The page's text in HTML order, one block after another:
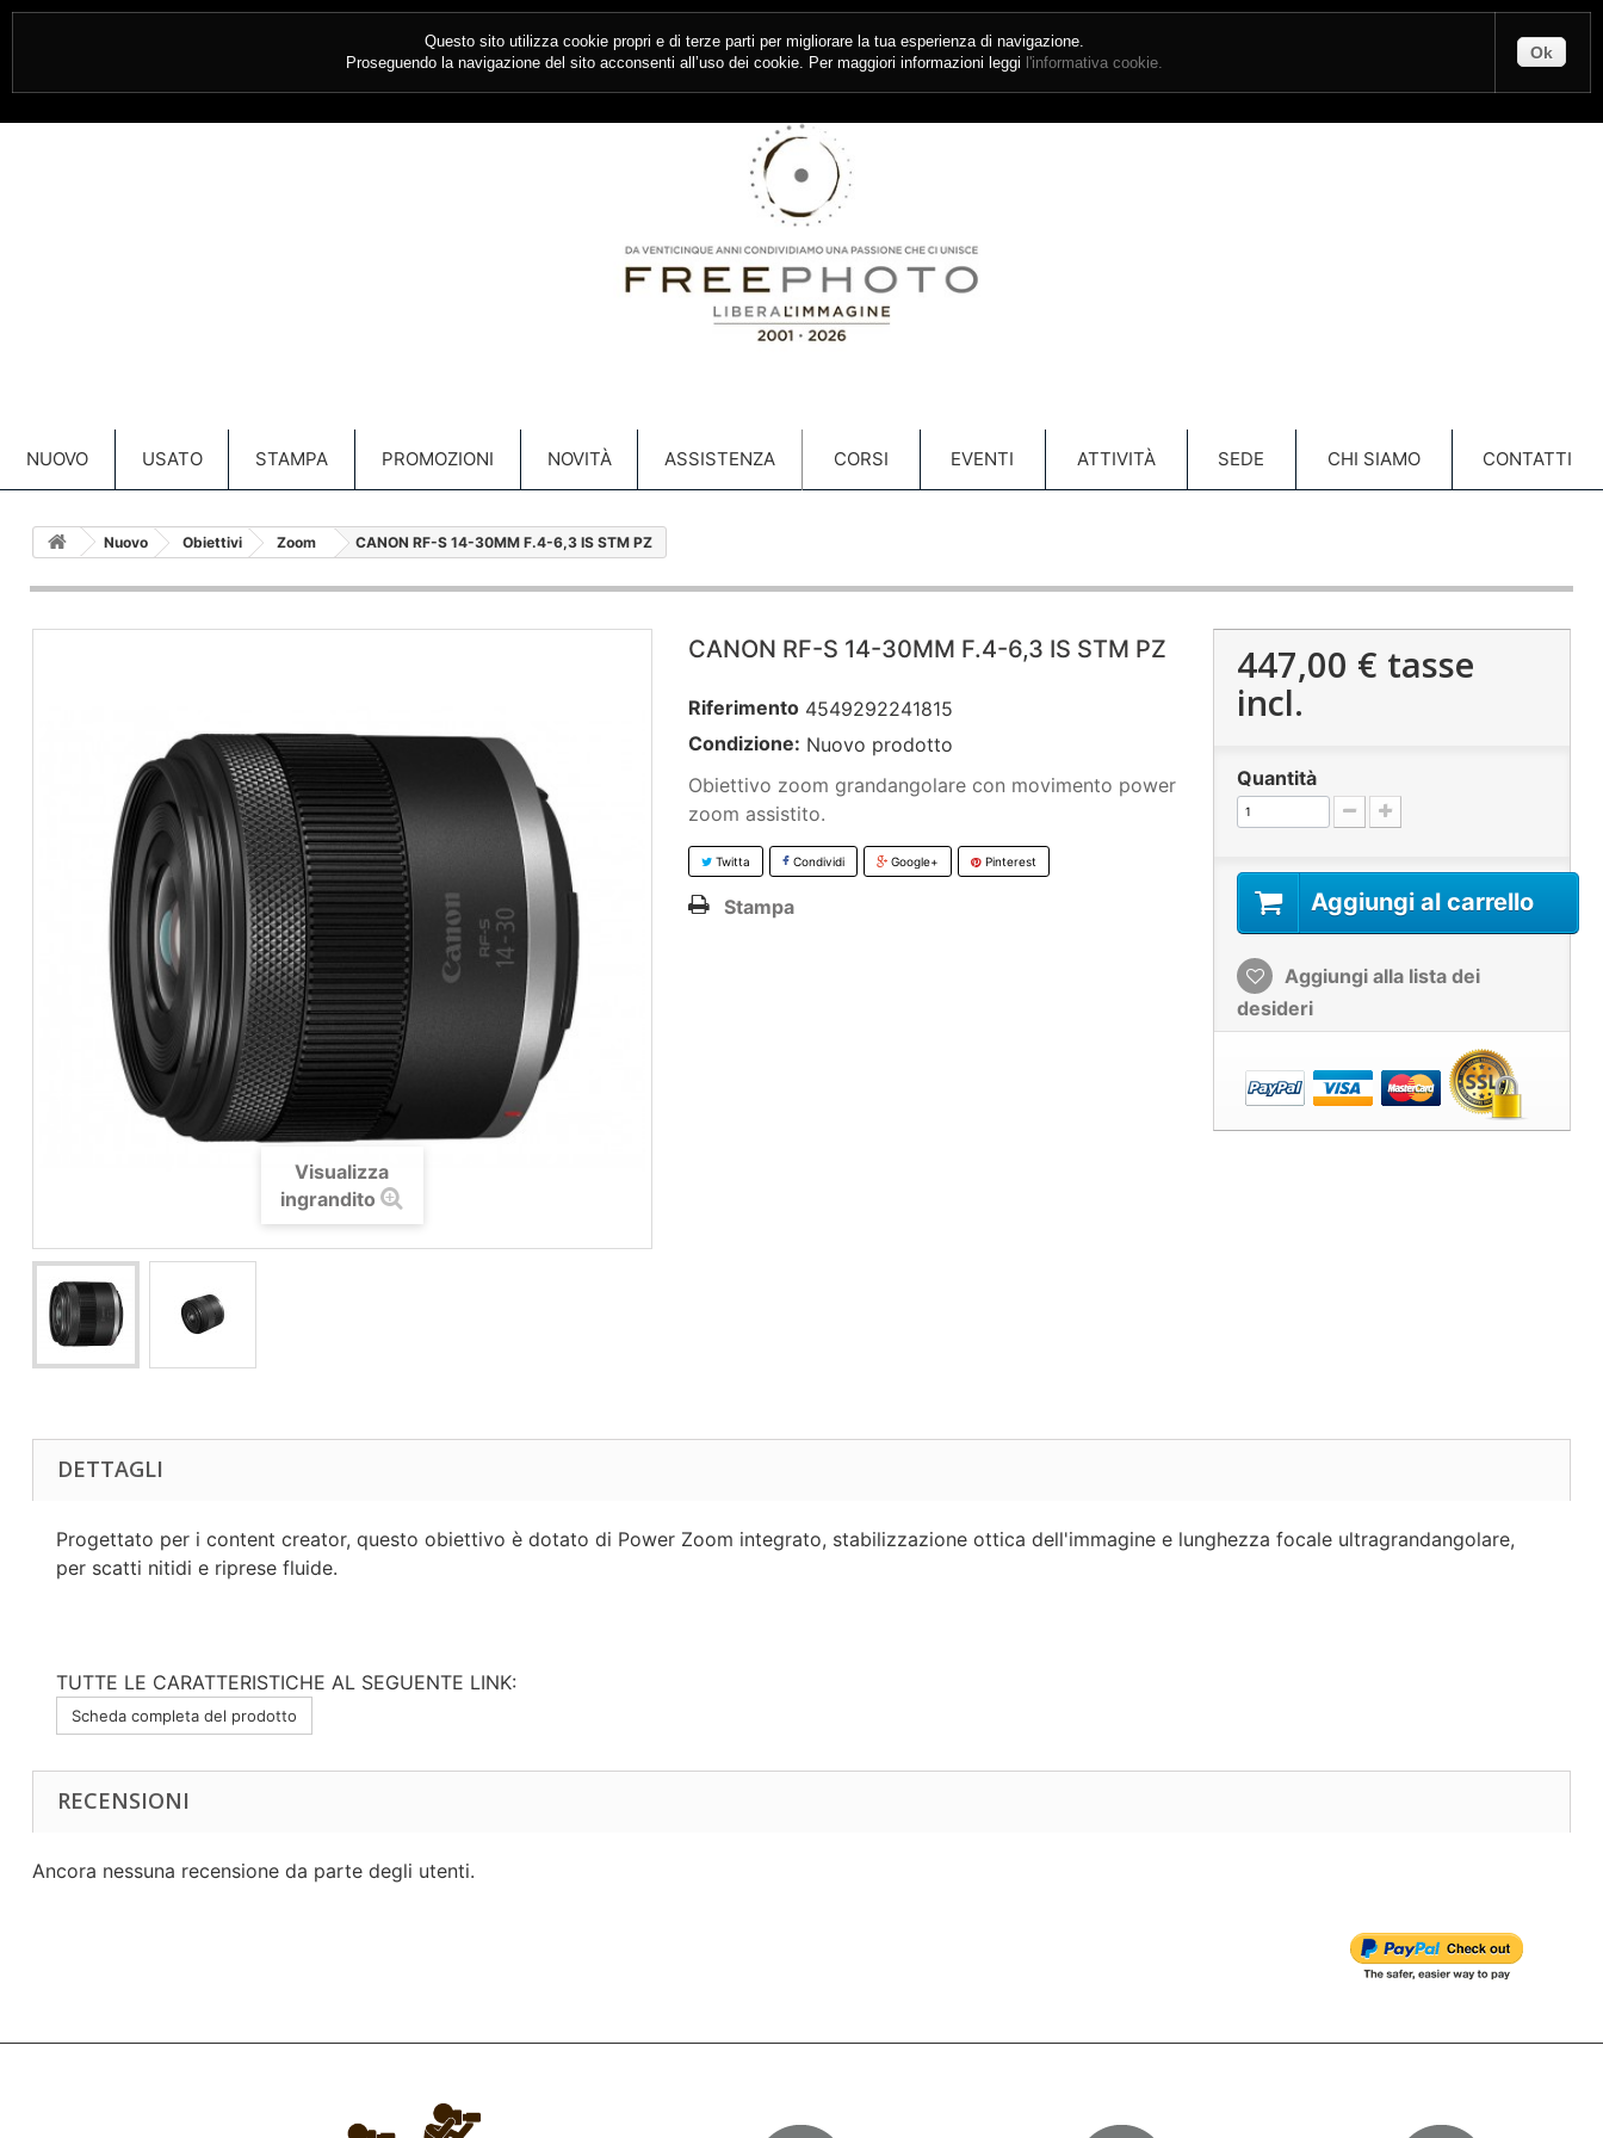
Carrello (vuoto)
NUOVO USATO STAMPA PROMOZIONI NOVITÀ ASSISTENZA CORSI EVENTI ATTIVITÀ SEDE CHI SIAMO CONTATTI
Nuovo Obiettivi Zoom CANON RF-S 14-30MM F.4-6,3 IS STM PZ
Visualizza
ingrandito
CANON RF-S 14-30MM F.4-6,3 IS STM PZ
Riferimento 4549292241815
Condizione: Nuovo prodotto
Obiettivo zoom grandangolare con movimento power
zoom assistito.
Twitta Condividi Google+ Pinterest
Stampa
447,00 € tasse
incl.
Quantità
Aggiungi al carrello
Aggiungi alla lista dei
desideri
DETTAGLI
Progettato per i content creator, questo obiettivo è dotato di Power Zoom integrato, stabilizzazione ottica dell'immagine e lunghezza focale ultragrandangolare,
per scatti nitidi e riprese fluide.
TUTTE LE CARATTERISTICHE AL SEGUENTE LINK:
Scheda completa del prodotto
RECENSIONI
Ancora nessuna recensione da parte degli utenti.
Questo sito utilizza cookie propri e di terze parti per migliorare la tua esperienza di navigazione.
Proseguendo la navigazione del sito acconsenti all’uso dei cookie. Per maggiori informazioni leggi l'informativa cookie.
Ok